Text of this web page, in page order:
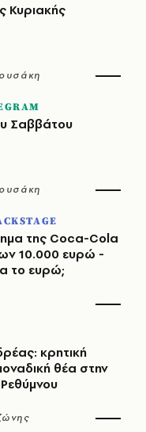
Κυριακής
Σαββάτου
της Coca-Cola
10.000 ευρώ -
το ευρώ;
κρητική
θέα στην